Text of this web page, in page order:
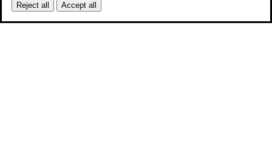
Reject all
Accept all